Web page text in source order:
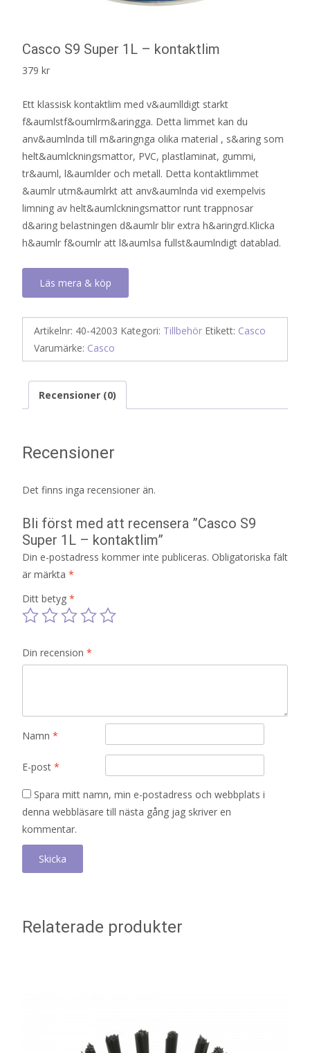
Casco S9 Super 1L – kontaktlim
379 kr
Ett klassisk kontaktlim med v&aumlldigt starkt
f&aumlstf&oumlrm&aringga. Detta limmet kan du
anv&aumlnda till m&aringnga olika material , s&aring som
helt&aumlckningsmattor, PVC, plastlaminat, gummi,
tr&auml, l&aumlder och metall. Detta kontaktlimmet
&aumlr utm&aumlrkt att anv&aumlnda vid exempelvis
limning av helt&aumlckningsmattor runt trappnosar
d&aring belastningen d&aumlr blir extra h&aringrd.Klicka
h&aumlr f&oumlr att l&aumlsa fullst&aumlndigt datablad.
Läs mera & köp
Artikelnr: 40-42003 Kategori: Tillbehör Etikett: Casco
Varumärke: Casco
Recensioner (0)
Recensioner
Det finns inga recensioner än.
Bli först med att recensera ”Casco S9
Super 1L – kontaktlim”
Din e-postadress kommer inte publiceras. Obligatoriska fält
är märkta *
Ditt betyg *
Din recension *
Namn *
E-post *
Spara mitt namn, min e-postadress och webbplats i
denna webbläsare till nästa gång jag skriver en
kommentar.
Relaterade produkter